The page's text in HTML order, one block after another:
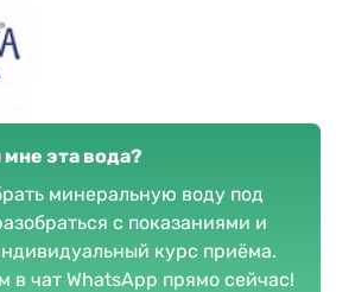
эта вода?
минеральную воду под
с показаниями и
курс приёма.
в чат WhatsApp прямо сейчас!